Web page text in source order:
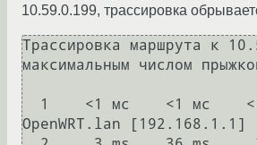
10.59.0.199, трассировка
Трассировка маршрута к
максимальным числом
OpenWRT.lan [192.168.1.1]